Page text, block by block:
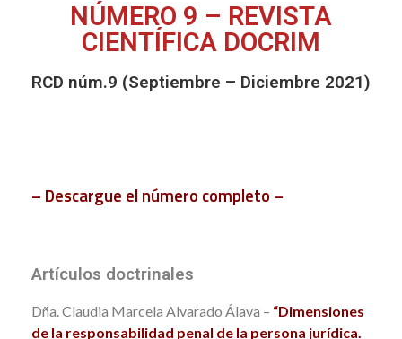
NÚMERO 9 – REVISTA
CIENTÍFICA DOCRIM
RCD núm.9 (Septiembre – Diciembre 2021)
– Descargue el número completo –
Artículos doctrinales
Dña. Claudia Marcela Alvarado Álava – “Dimensiones
de la responsabilidad penal de la persona jurídica.